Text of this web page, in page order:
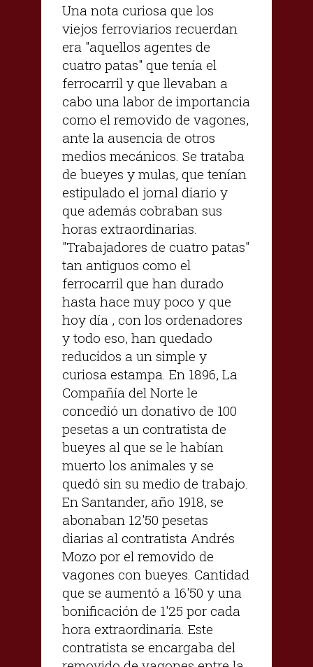
Una nota curiosa que los
viejos ferroviarios recuerdan
era "aquellos agentes de
cuatro patas" que tenía el
ferrocarril y que llevaban a
cabo una labor de importancia
como el removido de vagones,
ante la ausencia de otros
medios mecánicos. Se trataba
de bueyes y mulas, que tenían
estipulado el jornal diario y
que además cobraban sus
horas extraordinarias.
"Trabajadores de cuatro patas"
tan antiguos como el
ferrocarril que han durado
hasta hace muy poco y que
hoy día , con los ordenadores
y todo eso, han quedado
reducidos a un simple y
curiosa estampa. En 1896, La
Compañía del Norte le
concedió un donativo de 100
pesetas a un contratista de
bueyes al que se le habían
muerto los animales y se
quedó sin su medio de trabajo.
En Santander, año 1918, se
abonaban 12'50 pesetas
diarias al contratista Andrés
Mozo por el removido de
vagones con bueyes. Cantidad
que se aumentó a 16'50 y una
bonificación de 1'25 por cada
hora extraordinaria. Este
contratista se encargaba del